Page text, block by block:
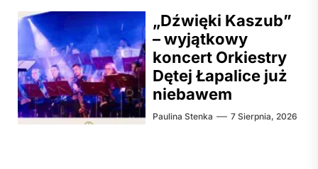
„Dźwięki Kaszub”
– wyjątkowy
koncert Orkiestry
Dętej Łapalice już
niebawem
Paulina Stenka 7 Sierpnia, 2026